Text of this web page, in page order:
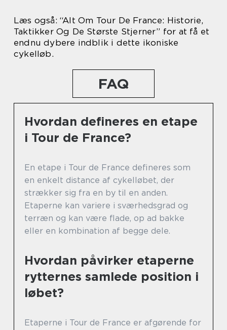
Læs også: “Alt Om Tour De France: Historie,
Taktikker Og De Største Stjerner” for at få et
endnu dybere indblik i dette ikoniske
cykelløb.
FAQ
Hvordan defineres en etape
i Tour de France?
En etape i Tour de France defineres som
en enkelt distance af cykelløbet, der
strækker sig fra en by til en anden.
Etaperne kan variere i sværhedsgrad og
terræn og kan være flade, op ad bakke
eller en kombination af begge dele.
Hvordan påvirker etaperne
rytternes samlede position i
løbet?
Etaperne i Tour de France er afgørende for